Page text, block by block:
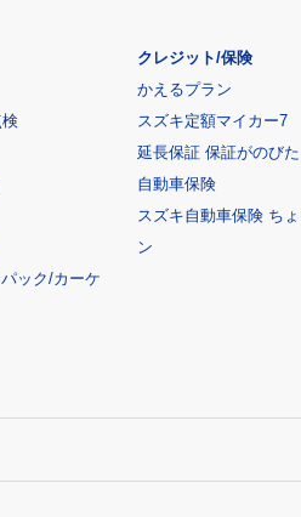
ック/カーケ
クレジット/保険
かえるプラン
スズキ定額マイカー7
延長保証 保証がのびた
自動車保険
スズキ自動車保険 ち
ン